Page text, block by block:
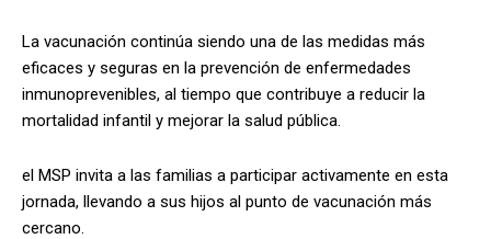
La vacunación continúa siendo una de las medidas más
eficaces y seguras en la prevención de enfermedades
inmunoprevenibles, al tiempo que contribuye a reducir la
mortalidad infantil y mejorar la salud pública.
el MSP invita a las familias a participar activamente en esta
jornada, llevando a sus hijos al punto de vacunación más
cercano.